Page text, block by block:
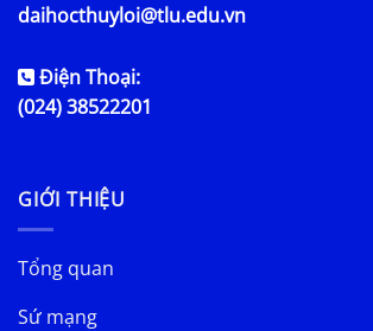
daihocthuyloi@tlu.edu.vn
Điện Thoại:
(024) 38522201
GIỚI THIỆU
Tổng quan
Sứ mạng